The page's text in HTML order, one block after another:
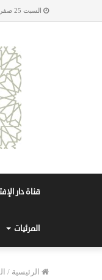
السبت 25 صفر 1448
قناة دار
المرئيات
الرئيسية /